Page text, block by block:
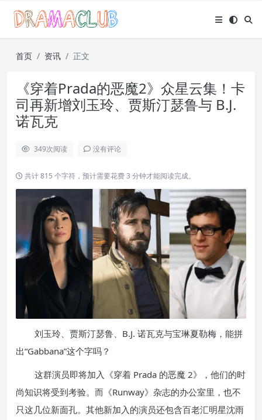
首页 资讯 正文
《穿着Prada的恶魔2》众星云集！卡
司再新增刘玉玲、贾斯汀瑟鲁与 B.J.
诺瓦克
349次阅读 没有评论
共计 815 个字符，预计需要花费 3 分钟才能阅读完成。
刘玉玲、贾斯汀瑟鲁、B.J. 诺瓦克与宝琳夏勒梅，能拼
出“Gabbana”这个字吗？
这群演员即将加入《穿着 Prada 的恶魔 2》，他们的时
尚知识将受到考验。而《Runway》杂志的办公室里，也不
只这几位新面孔。其他新加入的演员还包含百老汇明星沈雨